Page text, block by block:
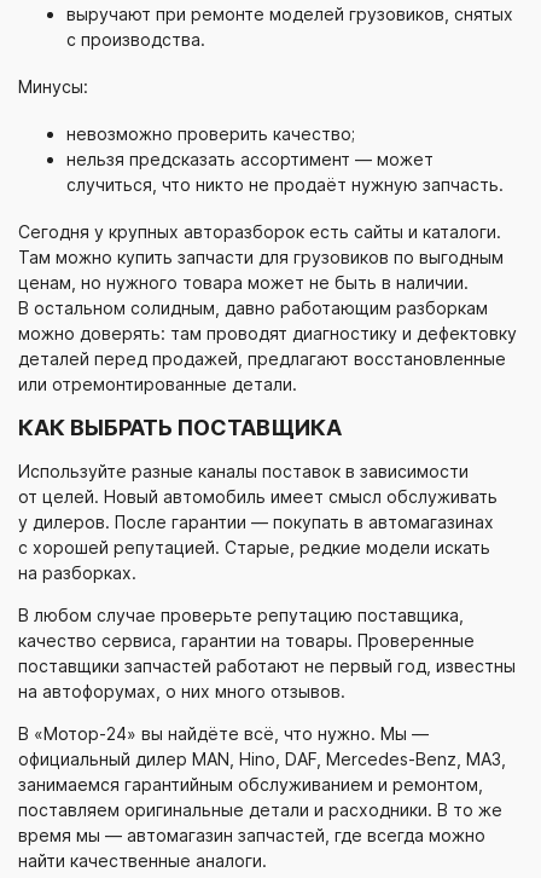
выручают при ремонте моделей грузовиков, снятых
с производства.
Минусы:
невозможно проверить качество;
нельзя предсказать ассортимент — может
случиться, что никто не продаёт нужную запчасть.
Сегодня у крупных авторазборок есть сайты и каталоги.
Там можно купить запчасти для грузовиков по выгодным
ценам, но нужного товара может не быть в наличии.
В остальном солидным, давно работающим разборкам
можно доверять: там проводят диагностику и дефектовку
деталей перед продажей, предлагают восстановленные
или отремонтированные детали.
КАК ВЫБРАТЬ ПОСТАВЩИКА
Используйте разные каналы поставок в зависимости
от целей. Новый автомобиль имеет смысл обслуживать
у дилеров. После гарантии — покупать в автомагазинах
с хорошей репутацией. Старые, редкие модели искать
на разборках.
В любом случае проверьте репутацию поставщика,
качество сервиса, гарантии на товары. Проверенные
поставщики запчастей работают не первый год, известны
на автофорумах, о них много отзывов.
В «Мотор-24» вы найдёте всё, что нужно. Мы —
официальный дилер MAN, Hino, DAF, Mercedes-Benz , МАЗ,
занимаемся гарантийным обслуживанием и ремонтом,
поставляем оригинальные детали и расходники. В то же
время мы — автомагазин запчастей, где всегда можно
найти качественные аналоги.